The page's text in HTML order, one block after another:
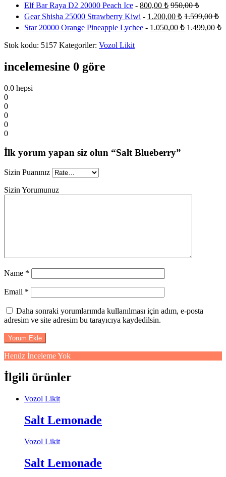
Elf Bar Raya D2 20000 Peach Ice - 800,00 ₺ 950,00₺
Gear Shisha 25000 Strawberry Kiwi - 1.200,00 ₺ 1.599,00₺
Star 20000 Orange Pineapple Lychee - 1.050,00 ₺ 1.499,00₺
Stok kodu: 5157 Kategoriler: Vozol Likit
incelemesine 0 göre
0.0 hepsi
0
0
0
0
0
İlk yorum yapan siz olun “Salt Blueberry”
Sizin Puanınız
Sizin Yorumunuz
Name *
Email *
Daha sonraki yorumlarımda kullanılması için adım, e-posta
adresim ve site adresim bu tarayıcıya kaydedilsin.
Henüz İnceleme Yok
İlgili ürünler
Vozol Likit
Salt Lemonade
Vozol Likit
Salt Lemonade